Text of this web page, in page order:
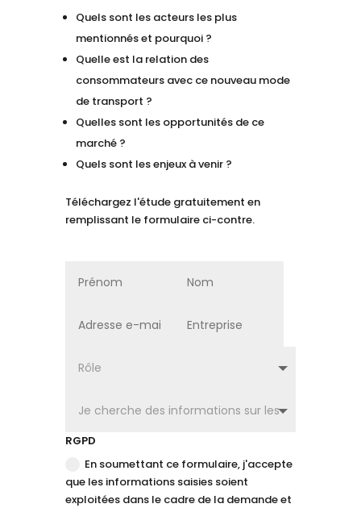
Quels sont les acteurs les plus
mentionnés et pourquoi ?
Quelle est la relation des
consommateurs avec ce nouveau mode
de transport ?
Quelles sont les opportunités de ce
marché ?
Quels sont les enjeux à venir ?
Téléchargez l'étude gratuitement en
remplissant le formulaire ci-contre.
RGPD
En soumettant ce formulaire, j'accepte
que les informations saisies soient
exploitées dans le cadre de la demande et